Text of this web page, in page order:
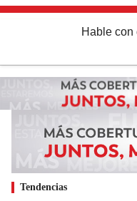
Hable con
Tendencias